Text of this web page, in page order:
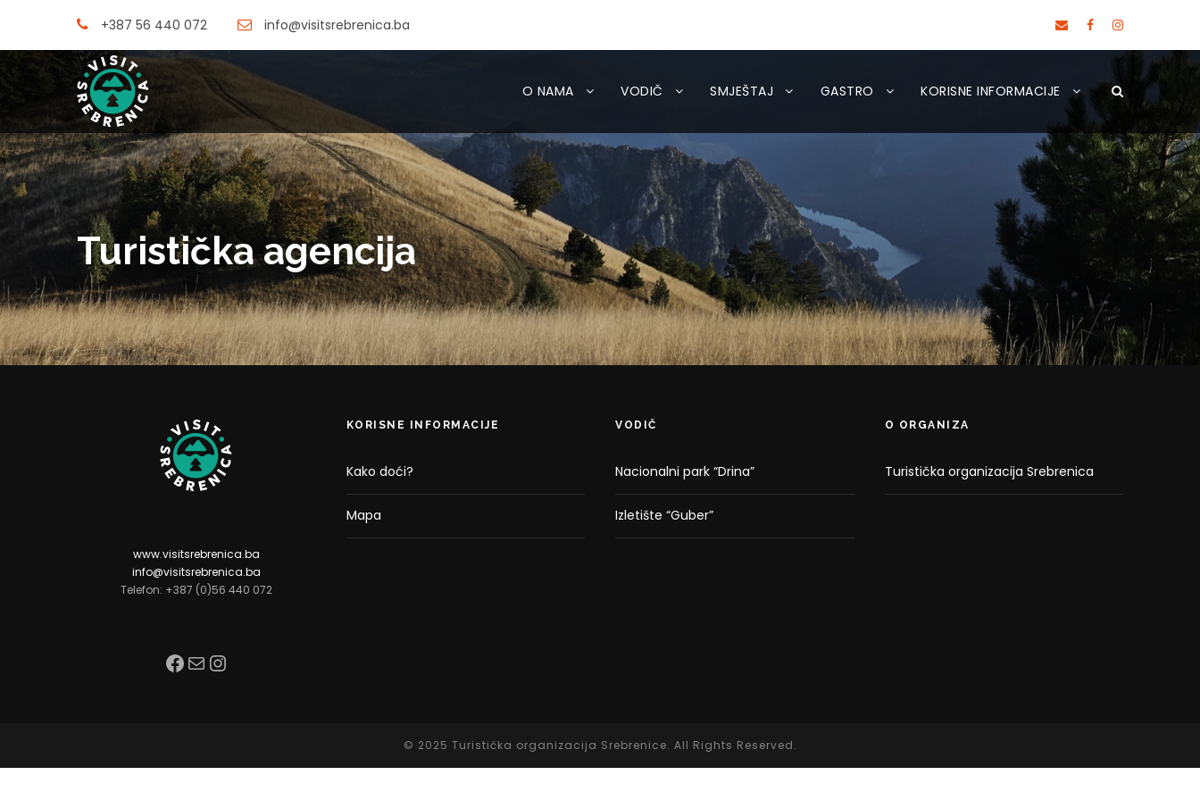
+387 56 440 072 info@visitsrebrenica.ba
O NAMA VODIČ SMJEŠTAJ GASTRO KORISNE INFORMACIJE
Turistička agencija
www.visitsrebrenica.ba
info@visitsrebrenica.ba
Telefon: +387 (0)56 440 072
Facebook Mail Instagram
KORISNE INFORMACIJE
Kako doći?
Mapa
VODIČ
Nacionalni park “Drina”
Izletište “Guber”
O ORGANIZA
Turistička organizacija Srebrenica
© 2025 Turistička organizacija Srebrenice. All Rights Reserved.